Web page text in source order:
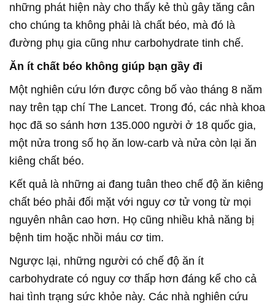
những phát hiện này cho thấy kẻ thù gây tăng cân
cho chúng ta không phải là chất béo, mà đó là
đường phụ gia cũng như carbohydrate tinh chế.
Ăn ít chất béo không giúp bạn gầy đi
Một nghiên cứu lớn được công bố vào tháng 8 năm
nay trên tạp chí The Lancet. Trong đó, các nhà khoa
học đã so sánh hơn 135.000 người ở 18 quốc gia,
một nửa trong số họ ăn low-carb và nửa còn lại ăn
kiêng chất béo.
Kết quả là những ai đang tuân theo chế độ ăn kiêng
chất béo phải đối mặt với nguy cơ tử vong từ mọi
nguyên nhân cao hơn. Họ cũng nhiều khả năng bị
bệnh tim hoặc nhồi máu cơ tim.
Ngược lại, những người có chế độ ăn ít
carbohydrate có nguy cơ thấp hơn đáng kể cho cả
hai tình trạng sức khỏe này. Các nhà nghiên cứu